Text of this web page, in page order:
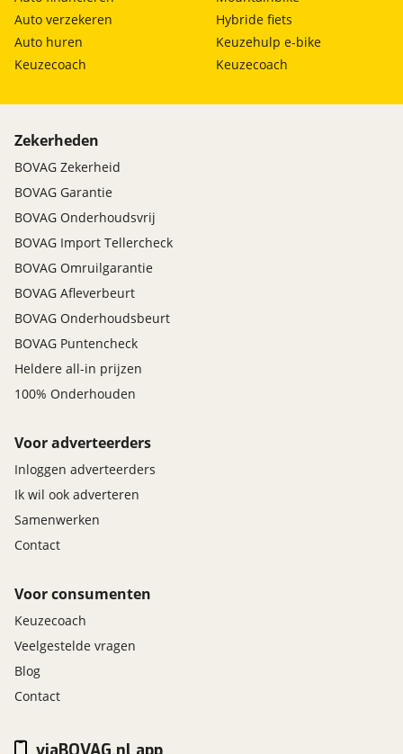
Auto verzekeren
Auto huren
Keuzecoach
Hybride fiets
Keuzehulp e-bike
Keuzecoach
Zekerheden
BOVAG Zekerheid
BOVAG Garantie
BOVAG Onderhoudsvrij
BOVAG Import Tellercheck
BOVAG Omruilgarantie
BOVAG Afleverbeurt
BOVAG Onderhoudsbeurt
BOVAG Puntencheck
Heldere all-in prijzen
100% Onderhouden
Voor adverteerders
Inloggen adverteerders
Ik wil ook adverteren
Samenwerken
Contact
Voor consumenten
Keuzecoach
Veelgestelde vragen
Blog
Contact